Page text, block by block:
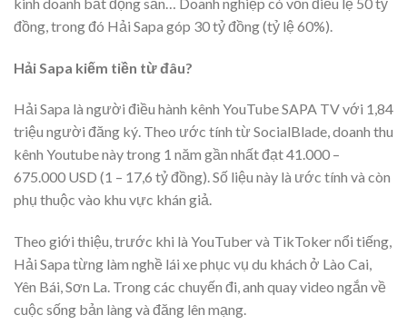
đồng, trong đó Hải Sapa góp 30 tỷ đồng (tỷ lệ 60%).
Hải Sapa kiếm tiền từ đâu?
Hải Sapa là người điều hành kênh YouTube SAPA TV với 1,84
triệu người đăng ký. Theo ước tính từ SocialBlade, doanh thu
kênh Youtube này trong 1 năm gần nhất đạt 41.000 –
675.000 USD (1 – 17,6 tỷ đồng). Số liệu này là ước tính và còn
phụ thuộc vào khu vực khán giả.
Theo giới thiệu, trước khi là YouTuber và TikToker nổi tiếng,
Hải Sapa từng làm nghề lái xe phục vụ du khách ở Lào Cai,
Yên Bái, Sơn La. Trong các chuyến đi, anh quay video ngắn về
cuộc sống bản làng và đăng lên mạng.